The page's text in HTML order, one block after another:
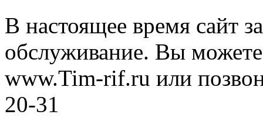
В настоящее время сайт
обслуживание. Вы можете
www.Tim-rif.ru или
20-31